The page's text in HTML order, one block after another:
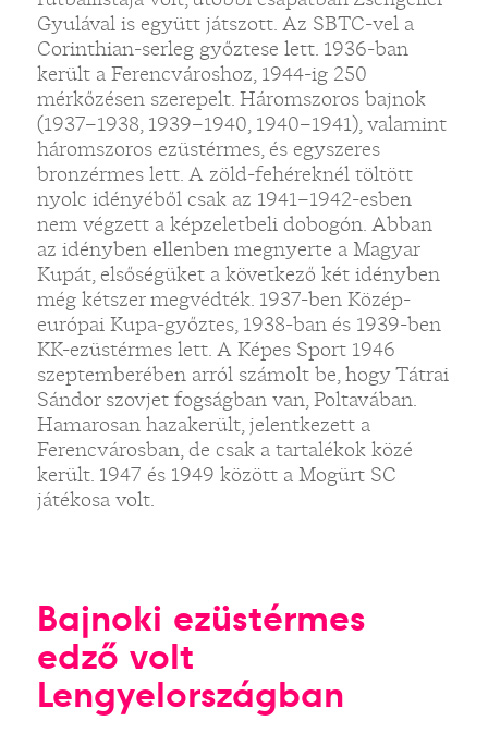
Gyulával is együtt játszott. Az SBTC-vel a
Corinthian-serleg győztese lett. 1936-ban
került a Ferencvároshoz, 1944-ig 250
mérkőzésen szerepelt. Háromszoros bajnok
(1937–1938, 1939–1940, 1940–1941), valamint
háromszoros ezüstérmes, és egyszeres
bronzérmes lett. A zöld-fehéreknél töltött
nyolc idényéből csak az 1941–1942-esben
nem végzett a képzeletbeli dobogón. Abban
az idényben ellenben megnyerte a Magyar
Kupát, elsőségüket a következő két idényben
még kétszer megvédték. 1937-ben Közép-
európai Kupa-győztes, 1938-ban és 1939-ben
KK-ezüstérmes lett. A Képes Sport 1946
szeptemberében arról számolt be, hogy Tátrai
Sándor szovjet fogságban van, Poltavában.
Hamarosan hazakerült, jelentkezett a
Ferencvárosban, de csak a tartalékok közé
került. 1947 és 1949 között a Mogürt SC
játékosa volt.
Bajnoki ezüstérmes
edző volt
Lengyelországban